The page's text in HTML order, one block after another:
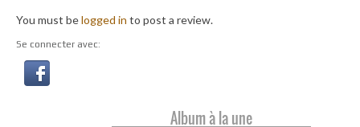
You must belogged in to post a review.
Se connecter avec:
Album à la une